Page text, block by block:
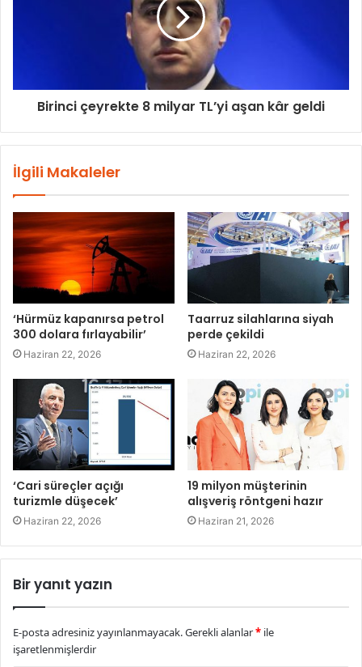
Birinci çeyrekte 8 milyar TL’yi aşan kâr geldi
İlgili Makaleler
‘Hürmüz kapanırsa petrol
300 dolara fırlayabilir’
Haziran 22, 2026
Taarruz silahlarına siyah
perde çekildi
Haziran 22, 2026
‘Cari süreçler açığı
turizmle düşecek’
Haziran 22, 2026
19 milyon müşterinin
alışveriş röntgeni hazır
Haziran 21, 2026
Bir yanıt yazın
E-posta adresiniz yayınlanmayacak.Gerekli alanlar* ile
işaretlenmişlerdir